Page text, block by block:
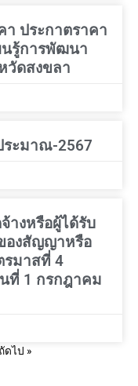
า ประกาตราคา
นรู้การพัฒนา
วัดสงขลา
ระมาณ-2567
างหรือผู้ได้รับ
องสัญญาหรือ
รมาสที่ 4
ที่ 1 กรกฎาคม
ถัดไป »